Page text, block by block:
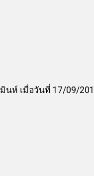
นห์ เมื่อวันที่ 17/09/